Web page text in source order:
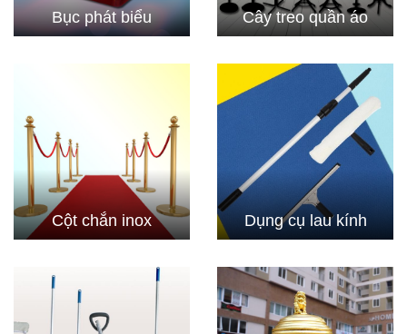
Bục phát biểu Cây treo quần áo
Cột chắn inox Dụng cụ lau kính